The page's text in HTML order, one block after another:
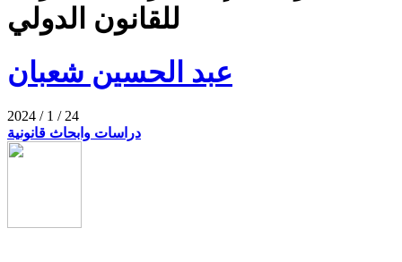
للقانون الدولي
عبد الحسين شعبان
2024 / 1 / 24
دراسات وابحاث قانونية